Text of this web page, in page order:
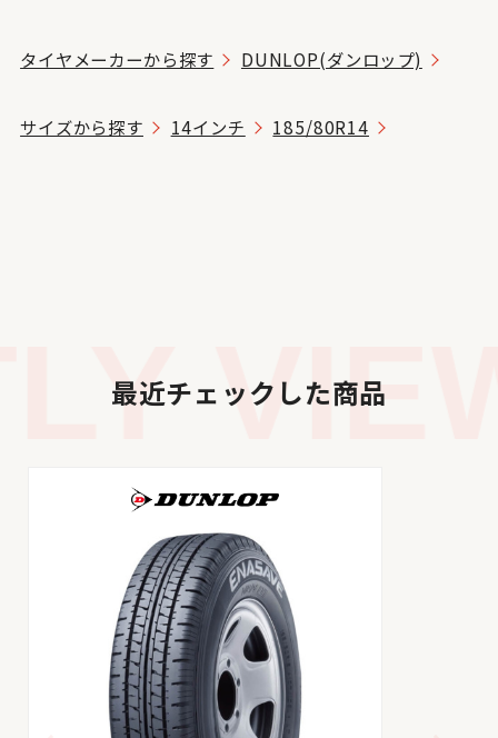
タイヤメーカーから探す DUNLOP(ダンロップ)
サイズから探す 14インチ 185/80R14
最近チェックした商品